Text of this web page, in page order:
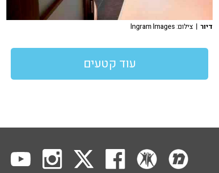
דיור | צילום: Ingram Images
עוד קטעים